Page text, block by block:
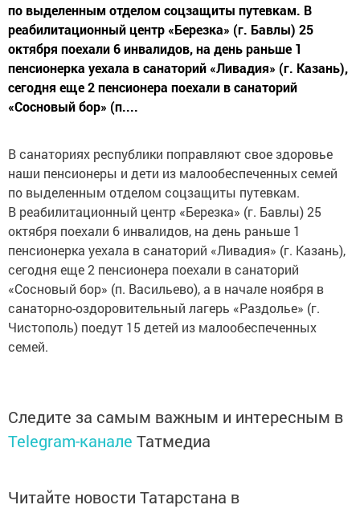
по выделенным отделом соцзащиты путевкам. В
реабилитационный центр «Березка» (г. Бавлы) 25
октября поехали 6 инвалидов, на день раньше 1
пенсионерка уехала в санаторий «Ливадия» (г. Казань),
сегодня еще 2 пенсионера поехали в санаторий
«Сосновый бор» (п....
В санаториях республики поправляют свое здоровье
наши пенсионеры и дети из малообеспеченных семей
по выделенным отделом соцзащиты путевкам.
В реабилитационный центр «Березка» (г. Бавлы) 25
октября поехали 6 инвалидов, на день раньше 1
пенсионерка уехала в санаторий «Ливадия» (г. Казань),
сегодня еще 2 пенсионера поехали в санаторий
«Сосновый бор» (п. Васильево), а в начале ноября в
санаторно-оздоровительный лагерь «Раздолье» (г.
Чистополь) поедут 15 детей из малообеспеченных
семей.
Следите за самым важным и интересным в
Telegram-канале Татмедиа
Читайте новости Татарстана в